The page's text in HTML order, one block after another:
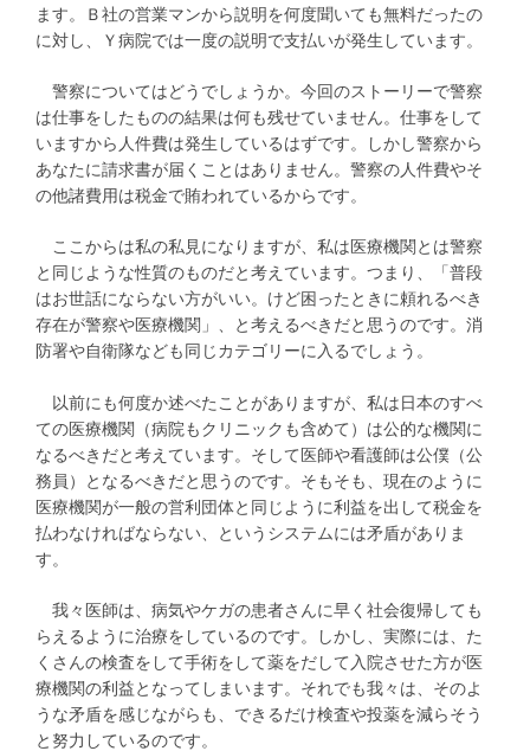
ます。Ｂ社の営業マンから説明を何度聞いても無料だったの
に対し、Ｙ病院では一度の説明で支払いが発生しています。
警察についてはどうでしょうか。今回のストーリーで警察
は仕事をしたものの結果は何も残せていません。仕事をして
いますから人件費は発生しているはずです。しかし警察から
あなたに請求書が届くことはありません。警察の人件費やそ
の他諸費用は税金で賄われているからです。
ここからは私の私見になりますが、私は医療機関とは警察
と同じような性質のものだと考えています。つまり、「普段
はお世話にならない方がいい。けど困ったときに頼れるべき
存在が警察や医療機関」、と考えるべきだと思うのです。消
防署や自衛隊なども同じカテゴリーに入るでしょう。
以前にも何度か述べたことがありますが、私は日本のすべ
ての医療機関（病院もクリニックも含めて）は公的な機関に
なるべきだと考えています。そして医師や看護師は公僕（公
務員）となるべきだと思うのです。そもそも、現在のように
医療機関が一般の営利団体と同じように利益を出して税金を
払わなければならない、というシステムには矛盾がありま
す。
我々医師は、病気やケガの患者さんに早く社会復帰しても
らえるように治療をしているのです。しかし、実際には、た
くさんの検査をして手術をして薬をだして入院させた方が医
療機関の利益となってしまいます。それでも我々は、そのよ
うな矛盾を感じながらも、できるだけ検査や投薬を減らそう
と努力しているのです。